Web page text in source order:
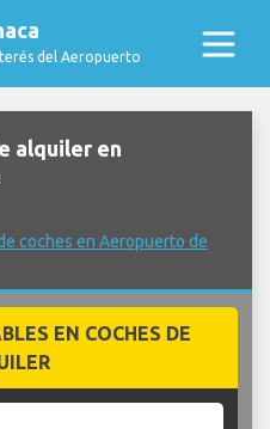
del Aeropuerto
alquiler en
coches en Aeropuerto de
EN COCHES DE